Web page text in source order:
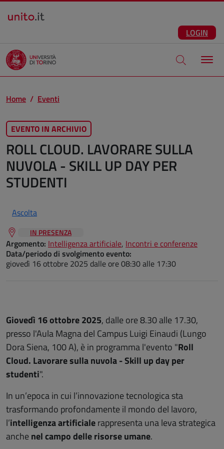
Salta al contenuto principale
LOGIN
Apri modale
Home Eventi
EVENTO IN ARCHIVIO
ROLL CLOUD. LAVORARE SULLA
NUVOLA - SKILL UP DAY PER
STUDENTI
Ascolta
IN PRESENZA
Argomento: Intelligenza artificiale, Incontri e conferenze
Data/periodo di svolgimento evento:
giovedì 16 ottobre 2025 dalle ore 08:30 alle 17:30
Giovedì 16 ottobre 2025, dalle ore 8.30 alle 17.30,
presso l'Aula Magna del Campus Luigi Einaudi (Lungo
Dora Siena, 100 A), è in programma l'evento "Roll
Cloud. Lavorare sulla nuvola - Skill up day per
studenti".
In un’epoca in cui l’innovazione tecnologica sta
trasformando profondamente il mondo del lavoro,
l’intelligenza artificialerappresenta una leva strategica
anchenel campo delle risorse umane.